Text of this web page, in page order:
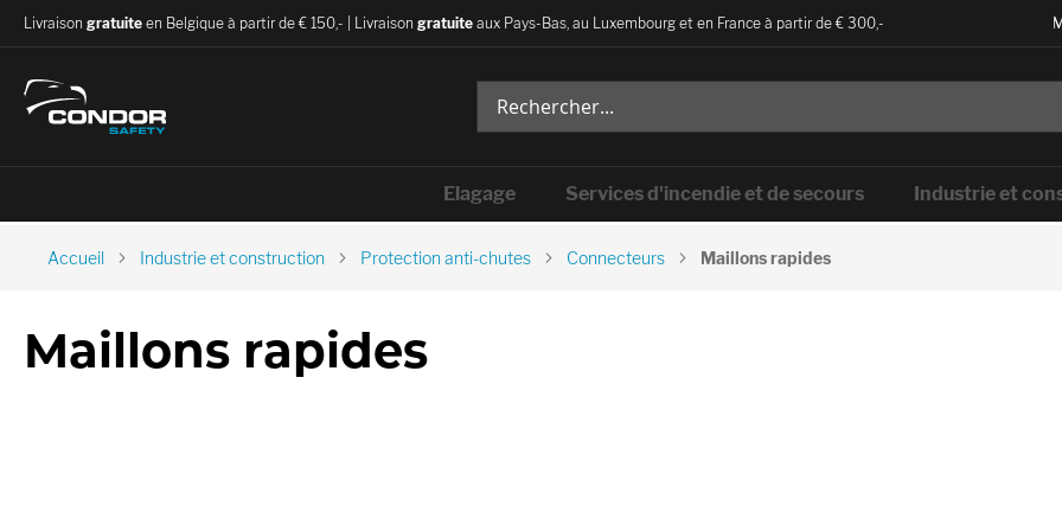
Livraison gratuite en Belgique à partir de € 150,- | Livraison gratuite aux Pays-Bas, au Luxembourg et en France à partir de € 300,-
Elagage Services d'incendie et de secours Industrie et
Accueil Industrie et construction Protection anti-chutes Connecteurs Maillons rapides
Maillons rapides